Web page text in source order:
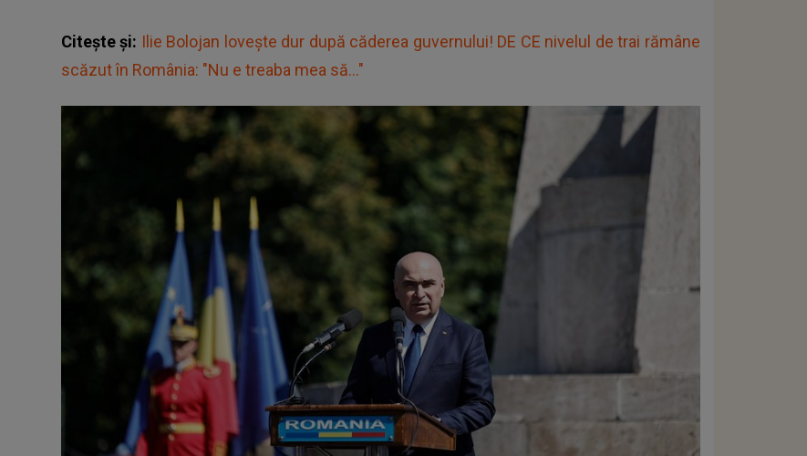
Citește și: Ilie Bolojan lovește dur după căderea guvernului! DE CE nivelul de trai rămâne
scăzut în România: "Nu e treaba mea să..."